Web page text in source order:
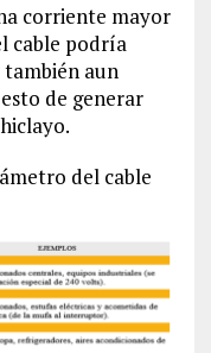
corriente mayor
cable podría
aun
de generar
del cable